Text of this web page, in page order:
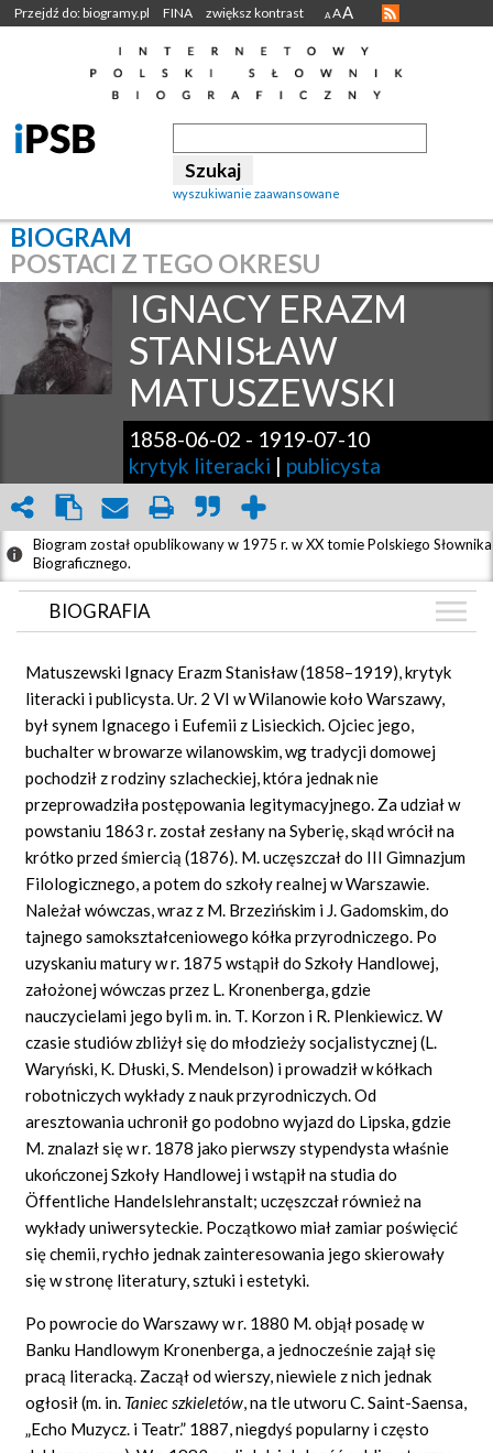
Przejdź do: biogramy.pl FINA zwiększ kontrast A AA
wyszukiwanie zaawansowane
BIOGRAM
POSTACI Z TEGO OKRESU
IGNACY ERAZM
STANISŁAW
MATUSZEWSKI
1858-06-02 - 1919-07-10
krytyk literacki | publicysta
Biogram został opublikowany w 1975 r. w XX tomie Polskiego Słownika
Biograficznego.
BIOGRAFIA
ZDJĘCIA (3)
BIBLIOTEKA
GRAF POWIĄZAŃ
DYSKUSJA
Mapa
Matuszewski Ignacy Erazm Stanisław (1858–1919), krytyk
literacki i publicysta. Ur. 2 VI w Wilanowie koło Warszawy,
był synem Ignacego i Eufemii z Lisieckich. Ojciec jego,
buchalter w browarze wilanowskim, wg tradycji domowej
pochodził z rodziny szlacheckiej, która jednak nie
przeprowadziła postępowania legitymacyjnego. Za udział w
powstaniu 1863 r. został zesłany na Syberię, skąd wrócił na
krótko przed śmiercią (1876). M. uczęszczał do III Gimnazjum
Filologicznego, a potem do szkoły realnej w Warszawie.
Należał wówczas, wraz z M. Brzezińskim i J. Gadomskim, do
tajnego samokształceniowego kółka przyrodniczego. Po
uzyskaniu matury w r. 1875 wstąpił do Szkoły Handlowej,
założonej wówczas przez L. Kronenberga, gdzie
nauczycielami jego byli m. in. T. Korzon i R. Plenkiewicz. W
czasie studiów zbliżył się do młodzieży socjalistycznej (L.
Waryński, K. Dłuski, S. Mendelson) i prowadził w kółkach
robotniczych wykłady z nauk przyrodniczych. Od
aresztowania uchronił go podobno wyjazd do Lipska, gdzie
M. znalazł się w r. 1878 jako pierwszy stypendysta właśnie
ukończonej Szkoły Handlowej i wstąpił na studia do
Öffentliche Handelslehranstalt; uczęszczał również na
wykłady uniwersyteckie. Początkowo miał zamiar poświęcić
się chemii, rychło jednak zainteresowania jego skierowały
się w stronę literatury, sztuki i estetyki.
Po powrocie do Warszawy w r. 1880 M. objął posadę w
Banku Handlowym Kronenberga, a jednocześnie zajął się
pracą literacką. Zaczął od wierszy, niewiele z nich jednak
ogłosił (m. in. Taniec szkieletów,na tle utworu C. Saint-Saensa,
„Echo Muzycz. i Teatr.” 1887, niegdyś popularny i często